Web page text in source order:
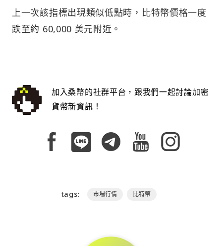
上一次該指標出現類似低點時，比特幣價格一度
跌至約 60,000 美元附近。
加入桑幣的社群平台，跟我們一起討論加密
貨幣新資訊！
tags: 市場行情 比特幣